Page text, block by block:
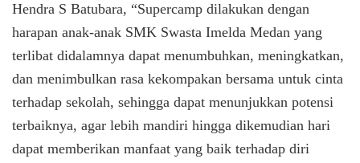
Hendra S Batubara, “Supercamp dilakukan dengan
harapan anak-anak SMK Swasta Imelda Medan yang
terlibat didalamnya dapat menumbuhkan, meningkatkan,
dan menimbulkan rasa kekompakan bersama untuk cinta
terhadap sekolah, sehingga dapat menunjukkan potensi
terbaiknya, agar lebih mandiri hingga dikemudian hari
dapat memberikan manfaat yang baik terhadap diri